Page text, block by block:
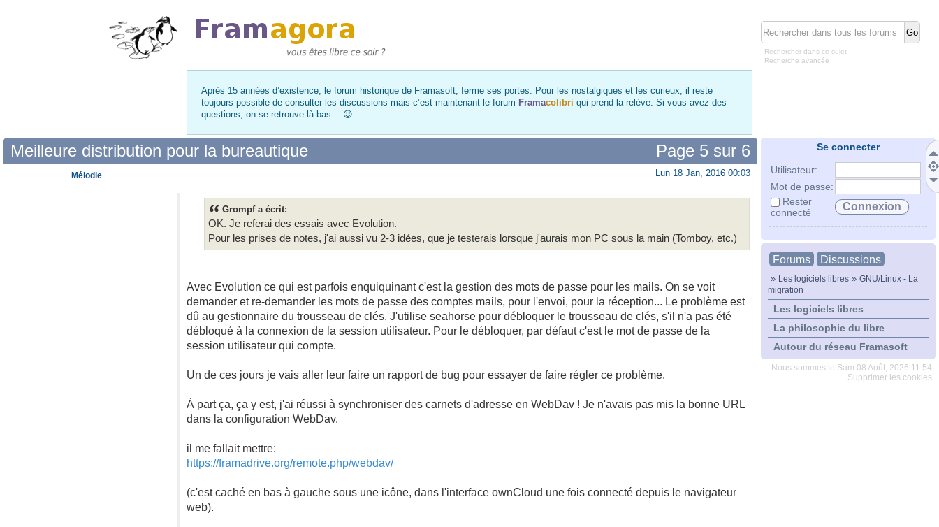
Rechercher dans ce sujet
Recherche avancée
Après 15 années d’existence, le forum historique de Framasoft, ferme ses portes. Pour les nostalgiques et les curieux, il reste
toujours possible de consulter les discussions mais c’est maintenant le forum Framacolibri qui prend la relève. Si vous avez des
questions, on se retrouve là-bas… 😉
Se connecter
Utilisateur:
Mot de passe:
Rester
connecté
Forums Discussions
» Les logiciels libres » GNU/Linux - La
migration
Les logiciels libres
La philosophie du libre
Autour du réseau Framasoft
Nous sommes le Sam 08 Août, 2026 11:54
Supprimer les cookies
Page 5 sur 6
Meilleure distribution pour la bureautique
Lun 18 Jan, 2016 00:03
Grompf a écrit:
OK. Je referai des essais avec Evolution.
Pour les prises de notes, j'ai aussi vu 2-3 idées, que je testerais lorsque j'aurais mon PC sous la main (Tomboy, etc.)
Avec Evolution ce qui est parfois enquiquinant c'est la gestion des mots de passe pour les mails. On se voit
demander et re-demander les mots de passe des comptes mails, pour l'envoi, pour la réception... Le problème est
dû au gestionnaire du trousseau de clés. J'utilise seahorse pour débloquer le trousseau de clés, s'il n'a pas été
débloqué à la connexion de la session utilisateur. Pour le débloquer, par défaut c'est le mot de passe de la
session utilisateur qui compte.
Un de ces jours je vais aller leur faire un rapport de bug pour essayer de faire régler ce problème.
À part ça, ça y est, j'ai réussi à synchroniser des carnets d'adresse en WebDav ! Je n'avais pas mis la bonne URL
dans la configuration WebDav.
il me fallait mettre:
https://framadrive.org/remote.php/webdav/
(c'est caché en bas à gauche sous une icône, dans l'interface ownCloud une fois connecté depuis le navigateur
web).
Mélodie